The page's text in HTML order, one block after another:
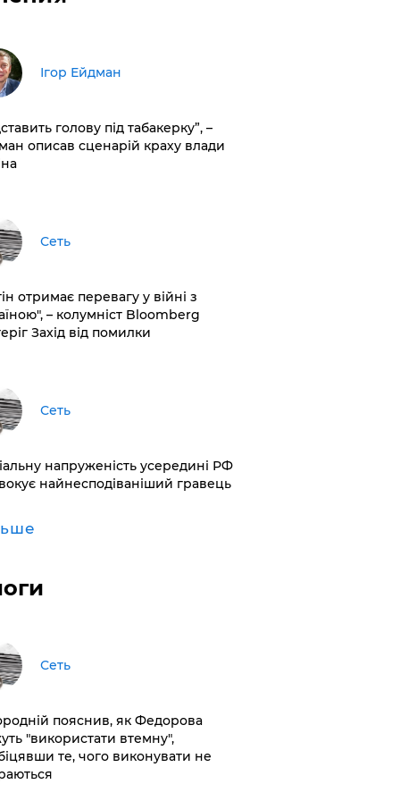
Ігор Ейдман
голову під табакерку”, –
описав сценарій краху влади
Сеть
отримає перевагу у війні з
– колумніст Bloomberg
Захід від помилки
Сеть
напруженість усередині РФ
найнесподіваніший гравець
Сеть
пояснив, як Федорова
"використати втемну",
те, чого виконувати не